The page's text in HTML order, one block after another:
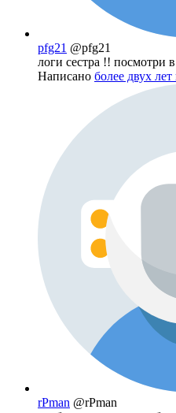
pfg21 @pfg21
логи сестра !! посмотри
Написано более двух лет
rPman @rPman